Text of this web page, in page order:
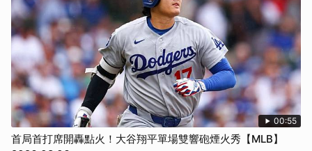
00:55
首局首打席開轟點火！大谷翔平單場雙響砲煙火秀【MLB】